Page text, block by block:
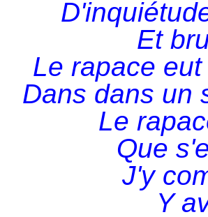
Et
Le rapace
Dans dans un
Le
Que
J'y
Y